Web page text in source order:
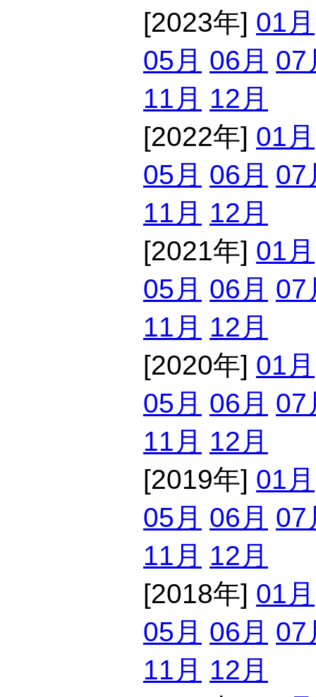
[2023年] 01月
05月 06月 07
11月 12月
[2022年] 01月
05月 06月 07
11月 12月
[2021年] 01月
05月 06月 07
11月 12月
[2020年] 01月
05月 06月 07
11月 12月
[2019年] 01月
05月 06月 07
11月 12月
[2018年] 01月
05月 06月 07
11月 12月